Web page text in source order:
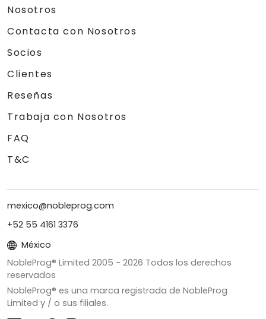
Nosotros
Contacta con Nosotros
Socios
Clientes
Reseñas
Trabaja con Nosotros
FAQ
T&C
mexico@nobleprog.com
+52 55 4161 3376
México
NobleProg® Limited 2005 - 2026 Todos los derechos
reservados
NobleProg® es una marca registrada de NobleProg
Limited y / o sus filiales.